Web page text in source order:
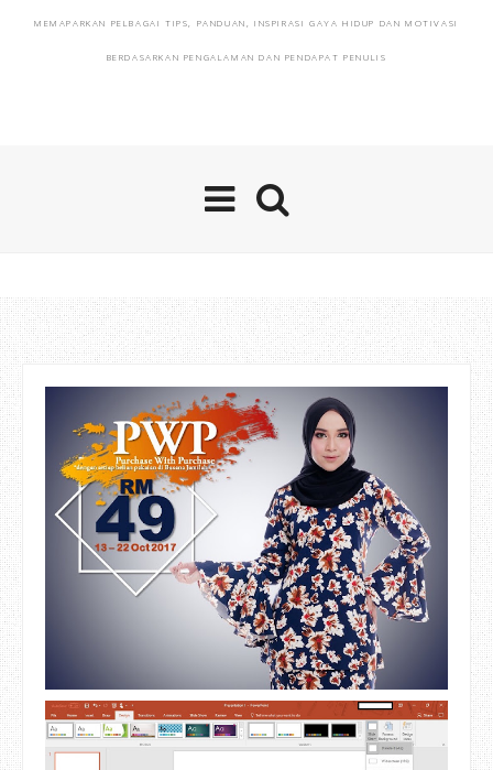
MEMAPARKAN PELBAGAI TIPS, PANDUAN, INSPIRASI GAYA HIDUP DAN MOTIVASI
BERDASARKAN PENGALAMAN DAN PENDAPAT PENULIS